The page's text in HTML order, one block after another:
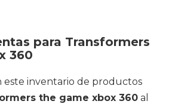
para Transformers
360
este inventario de productos
the game xbox 360 al